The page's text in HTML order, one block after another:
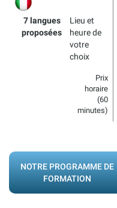
7 langues
proposées
Lieu et
heure de
votre
choix
Prix
horaire
(60
minutes)
NOTRE PROGRAMME DE
FORMATION